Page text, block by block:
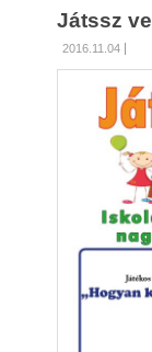
Játssz
2016.11.04